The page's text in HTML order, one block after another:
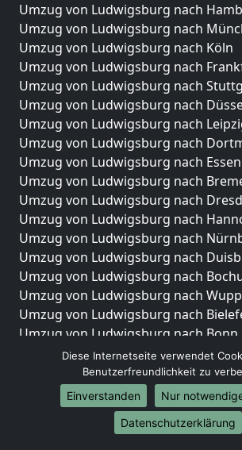
Umzug von Ludwigsburg nach
Umzug von Ludwigsburg nach
Umzug von Ludwigsburg nach Köln
Umzug von Ludwigsburg nach
Umzug von Ludwigsburg nach
Umzug von Ludwigsburg nach
Umzug von Ludwigsburg nach
Umzug von Ludwigsburg nach
Umzug von Ludwigsburg nach Essen
Umzug von Ludwigsburg nach
Umzug von Ludwigsburg nach
Umzug von Ludwigsburg nach
Umzug von Ludwigsburg nach
Umzug von Ludwigsburg nach
Umzug von Ludwigsburg nach
Umzug von Ludwigsburg nach
Umzug von Ludwigsburg nach
Umzug von Ludwigsburg nach Bonn
Umzug von Ludwigsburg nach
Internationale-Umzüge
Umzug von Ludwigsburg nach
Umzug von Ludwigsburg nach
Diese Internetseite verwendet
Benutzerfreundlichkeit zu
Einverstanden
Nur
Datenschutzerklärung